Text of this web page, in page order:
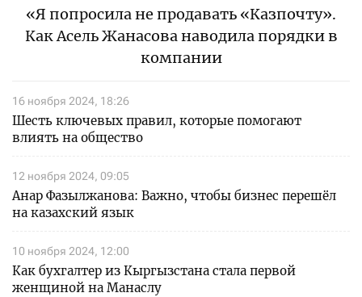
«Я попросила не продавать «Казпочту».
Как Асель Жанасова наводила порядки в
компании
16 ноября 2024, 18:26
Шесть ключевых правил, которые помогают
влиять на общество
12 ноября 2024, 09:05
Анар Фазылжанова: Важно, чтобы бизнес перешёл
на казахский язык
10 ноября 2024, 12:00
Как бухгалтер из Кыргызстана стала первой
женщиной на Манаслу